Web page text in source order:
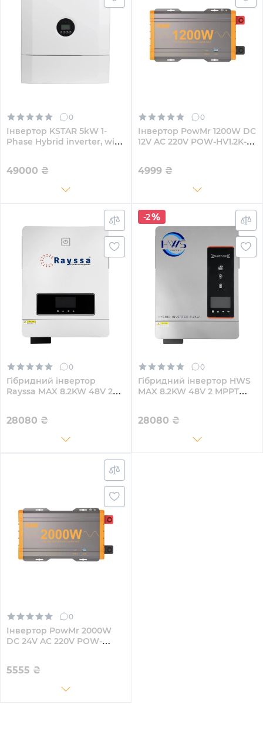
0
Інвертор KSTAR 5kW 1-
Phase Hybrid inverter, with
49000 ₴
0
Інвертор PowMr 1200W DC
12V AC 220V POW-HV1.2K-
4999 ₴
0
Гібридний інвертор
Rayssa MAX 8.2KW 48V 2
28080 ₴
-2
0
Гібридний інвертор HWS
MAX 8.2KW 48V 2 MPPT
28080 ₴
0
Інвертор PowMr 2000W
DC 24V AC 220V POW-
5555 ₴